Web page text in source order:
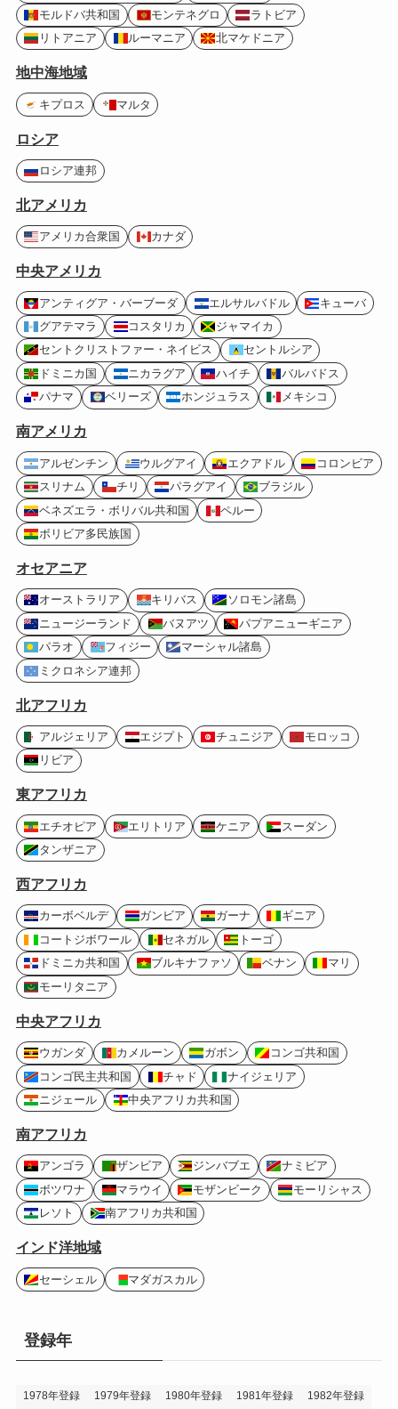
モルドバ共和国
モンテネグロ
ラトビア
リトアニア
ルーマニア 北マケドニア
地中海地域
キプロス マルタ
ロシア
ロシア連邦
北アメリカ
アメリカ合衆国 カナダ
中央アメリカ
アンティグア・バーブーダ エルサルバドル
キューバ
グアテマラ
コスタリカ
ジャマイカ
セントクリストファー・ネイビス
セントルシア
ドミニカ国
ニカラグア ハイチ
バルバドス
パナマ
ベリーズ ホンジュラス メキシコ
南アメリカ
アルゼンチン ウルグアイ エクアドル
コロンビア
スリナム
チリ パラグアイ
ブラジル
ベネズエラ・ボリバル共和国
ペルー
ボリビア多民族国
オセアニア
オーストラリア キリバス
ソロモン諸島
ニュージーランド
バヌアツ
パプアニューギニア
パラオ
フィジー
マーシャル諸島
ミクロネシア連邦
北アフリカ
アルジェリア エジプト チュニジア
モロッコ
リビア
東アフリカ
エチオピア エリトリア ケニア
スーダン
タンザニア
西アフリカ
カーボベルデ ガンビア ガーナ
ギニア
コートジボワール
セネガル
トーゴ
ドミニカ共和国
ブルキナファソ ベナン
マリ
モーリタニア
中央アフリカ
ウガンダ カメルーン ガボン
コンゴ共和国
コンゴ民主共和国
チャド
ナイジェリア
ニジェール
中央アフリカ共和国
南アフリカ
アンゴラ ザンビア ジンバブエ
ナミビア
ボツワナ
マラウイ モザンビーク
モーリシャス
レソト
南アフリカ共和国
インド洋地域
セーシェル マダガスカル
登録年
1978年登録 1979年登録 1980年登録 1981年登録 1982年登録